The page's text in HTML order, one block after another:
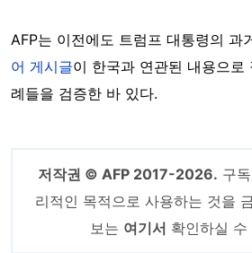
AFP는 이전에도 트럼프 대통령의 과
어 게시글이 한국과 연관된 내용으로
례들을 검증한 바 있다.
저작권 © AFP 2017-2026. 구
리적인 목적으로 사용하는 것을
보는 여기서 확인하실 수